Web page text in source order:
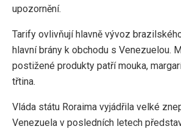
upozornění.
Tarify ovlivňují hlavně vývoz
hlavní brány k obchodu s Venezuelou.
postižené produkty patří mouka,
třtina.
Vláda státu Roraima vyjádřila velké
Venezuela v posledních letech